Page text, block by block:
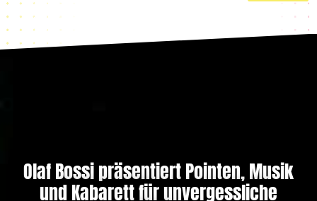
Olaf Bossi präsentiert Pointen, Musik
und Kabarett für unvergessliche